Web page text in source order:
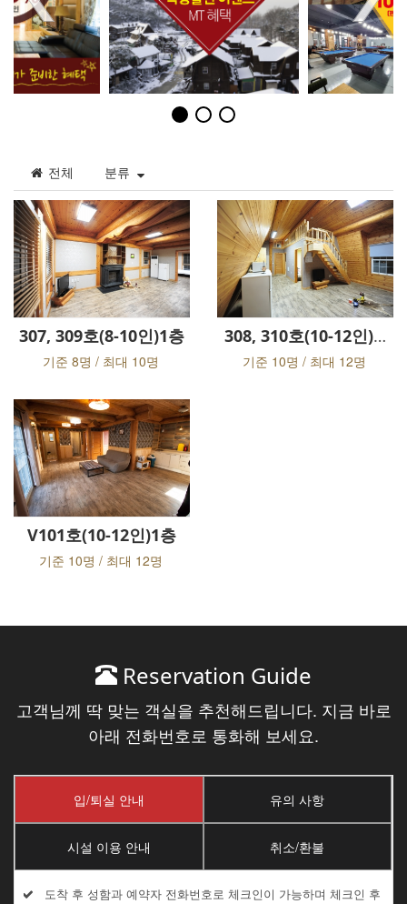
전체 분류
307, 309호(8-10인)1층
기준 8명 / 최대 10명
308, 310호(10-12인)2층
기준 10명 / 최대 12명
V101호(10-12인)1층
기준 10명 / 최대 12명
Reservation Guide
고객님께 딱 맞는 객실을 추천해드립니다. 지금 바로
아래 전화번호로 통화해 보세요.
입/퇴실 안내 유의 사항
시설 이용 안내 취소/환불
도착 후 성함과 예약자 전화번호로 체크인이 가능하며 체크인 후